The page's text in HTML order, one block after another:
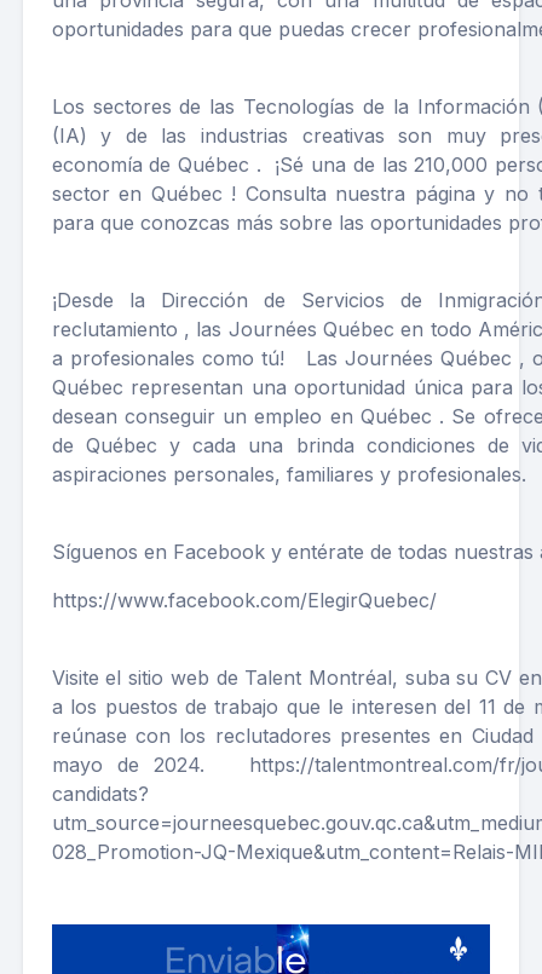
oportunidades para que puedas crecer
Los sectores de las Tecnologías de la Información
(IA) y de las industrias creativas son muy
economía de Québec . ¡Sé una de las 210,000
sector en Québec ! Consulta nuestra página y no
para que conozcas más sobre las oportunidades
¡Desde la Dirección de Servicios de
reclutamiento , las Journées Québec en todo
a profesionales como tú! Las Journées Québec ,
Québec representan una oportunidad única para
desean conseguir un empleo en Québec . Se
de Québec y cada una brinda condiciones de
aspiraciones personales, familiares y profesionales.
Síguenos en Facebook y entérate de todas
https://www.facebook.com/ElegirQuebec/
Visite el sitio web de Talent Montréal, suba su CV
a los puestos de trabajo que le interesen del 11
reúnase con los reclutadores presentes en
mayo de 2024. https://talentmontreal.com/fr/
candidats?
028_Promotion-JQ-Mexique&utm_content=Relais-